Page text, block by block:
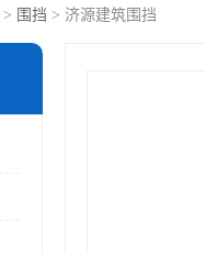
> 围挡 > 济源建筑围挡